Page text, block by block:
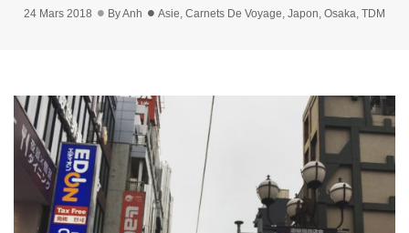
24 Mars 2018 ByAnh Asie, Carnets De Voyage, Japon, Osaka, TDM